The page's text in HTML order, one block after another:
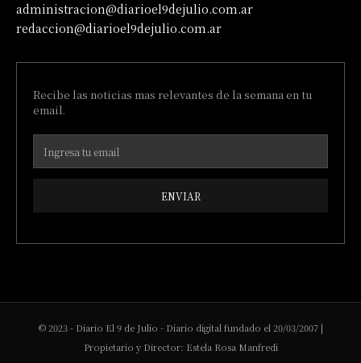
administracion@diarioel9dejulio.com.ar
redaccion@diarioel9dejulio.com.ar
Recibe las noticias mas relevantes de la semana en tu
email.
ENVIAR
© 2023 - Diario El 9 de Julio - Diario digital fundado el 20/03/2007 |
Propietario y Director: Estela Rosa Manfredi